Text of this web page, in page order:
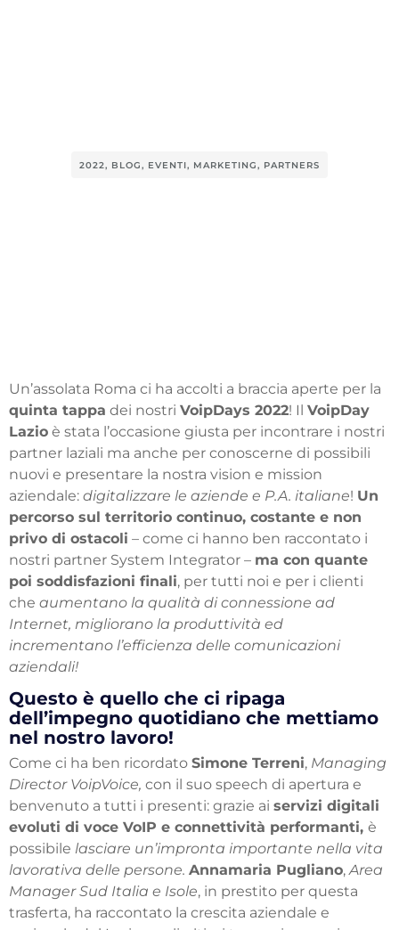
2022, BLOG, EVENTI, MARKETING, PARTNERS
Un’assolata Roma ci ha accolti a braccia aperte per la
quinta tappa dei nostri VoipDays 2022! Il VoipDay
Lazio è stata l’occasione giusta per incontrare i nostri
partner laziali ma anche per conoscerne di possibili
nuovi e presentare la nostra vision e mission
aziendale: digitalizzare le aziende e P.A. italiane! Un
percorso sul territorio continuo, costante e non
privo di ostacoli – come ci hanno ben raccontato i
nostri partner System Integrator – ma con quante
poi soddisfazioni finali, per tutti noi e per i clienti
che aumentano la qualità di connessione ad
Internet, migliorano la produttività ed
incrementano l’efficienza delle comunicazioni
aziendali!
Questo è quello che ci ripaga
dell’impegno quotidiano che mettiamo
nel nostro lavoro!
Come ci ha ben ricordato Simone Terreni, Managing
Director VoipVoice, con il suo speech di apertura e
benvenuto a tutti i presenti: grazie ai servizi digitali
evoluti di voce VoIP e connettività performanti, è
possibile lasciare un’impronta importante nella vita
lavorativa delle persone. Annamaria Pugliano,Area
Manager Sud Italia e Isole, in prestito per questa
trasferta, ha raccontato la crescita aziendale e